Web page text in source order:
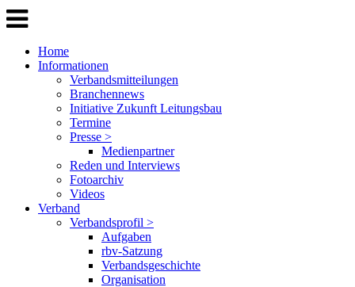
Home
Informationen
Verbandsmitteilungen
Branchennews
Initiative Zukunft Leitungsbau
Termine
Presse >
Medienpartner
Reden und Interviews
Fotoarchiv
Videos
Verband
Verbandsprofil >
Aufgaben
rbv-Satzung
Verbandsgeschichte
Organisation